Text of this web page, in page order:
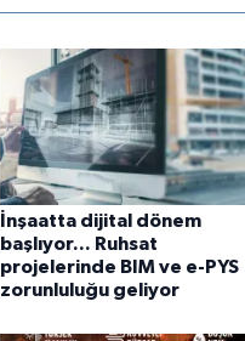
İnşaatta dijital dönem
başlıyor... Ruhsat
projelerinde BIM ve e-PYS
zorunluluğu geliyor